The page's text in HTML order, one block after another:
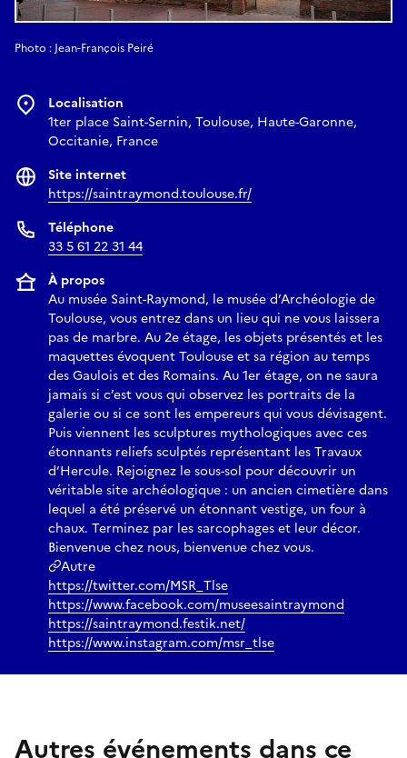
Photo : Jean-François Peiré
Localisation
1ter place Saint-Sernin, Toulouse, Haute-Garonne,
Occitanie, France
Site internet
https://saintraymond.toulouse.fr/
Téléphone
33 5 61 22 31 44
À propos
Au musée Saint-Raymond, le musée d’Archéologie de
Toulouse, vous entrez dans un lieu qui ne vous laissera
pas de marbre. Au 2e étage, les objets présentés et les
maquettes évoquent Toulouse et sa région au temps
des Gaulois et des Romains. Au 1er étage, on ne saura
jamais si c’est vous qui observez les portraits de la
galerie ou si ce sont les empereurs qui vous dévisagent.
Puis viennent les sculptures mythologiques avec ces
étonnants reliefs sculptés représentant les Travaux
d’Hercule. Rejoignez le sous-sol pour découvrir un
véritable site archéologique : un ancien cimetière dans
lequel a été préservé un étonnant vestige, un four à
chaux. Terminez par les sarcophages et leur décor.
Bienvenue chez nous, bienvenue chez vous.
Autre
https://twitter.com/MSR_Tlse
https://www.facebook.com/museesaintraymond
https://saintraymond.festik.net/
https://www.instagram.com/msr_tlse
Autres événements dans ce